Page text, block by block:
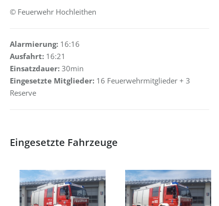
© Feuerwehr Hochleithen
Alarmierung: 16:16
Ausfahrt: 16:21
Einsatzdauer: 30min
Eingesetzte Mitglieder: 16 Feuerwehrmitglieder + 3
Reserve
Eingesetzte Fahrzeuge